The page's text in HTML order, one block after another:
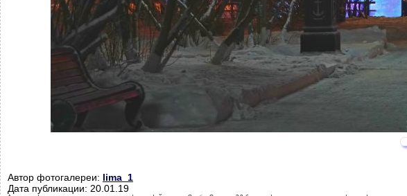
Автор фотогалереи: lima_1
Дата публикации: 20.01.19